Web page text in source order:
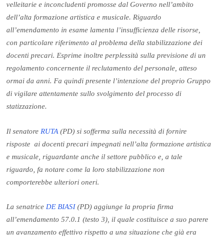
velleitarie e inconcludenti promosse dal Governo nell’ambito
dell’alta formazione artistica e musicale. Riguardo
all’emendamento in esame lamenta l’insufficienza delle risorse,
con particolare riferimento al problema della stabilizzazione dei
docenti precari. Esprime inoltre perplessità sulla previsione di un
regolamento concernente il reclutamento del personale, atteso
ormai da anni. Fa quindi presente l’intenzione del proprio Gruppo
di vigilare attentamente sullo svolgimento del processo di
statizzazione.
Il senatore RUTA (PD) si sofferma sulla necessità di fornire
risposte ai docenti precari impegnati nell’alta formazione artistica
e musicale, riguardante anche il settore pubblico e, a tale
riguardo, fa notare come la loro stabilizzazione non
comporterebbe ulteriori oneri.
La senatrice DE BIASI(PD) aggiunge la propria firma
all’emendamento 57.0.1 (testo 3), il quale costituisce a suo parere
un avanzamento effettivo rispetto a una situazione che già era